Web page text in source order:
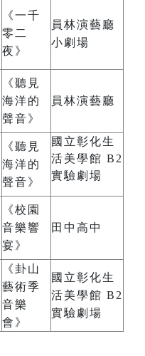
《一千
零二
夜》
員林演藝廳
小劇場
《聽見
海洋的
聲音》
員林演藝廳
《聽見
海洋的
聲音》
國立彰化生
活美學館 B2
實驗劇場
《校園
音樂響
宴》
田中高中
《卦山
藝術季
音樂
會》
國立彰化生
活美學館 B2
實驗劇場